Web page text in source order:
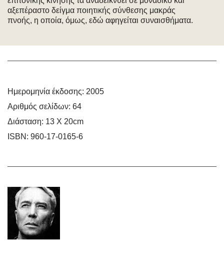
αξεπέραστο δείγμα ποιητικής σύνθεσης μακράς
πνοής, η οποία, όμως, εδώ αφηγείται συναισθήματα.
Ημερομηνία έκδοσης: 2005
Αριθμός σελίδων: 64
Διάσταση: 13 Χ 20cm
ISBN: 960-17-0165-6